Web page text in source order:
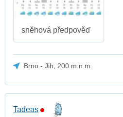
sněhová předpověď
Brno - Jih, 200 m.n.m.
Tadeas